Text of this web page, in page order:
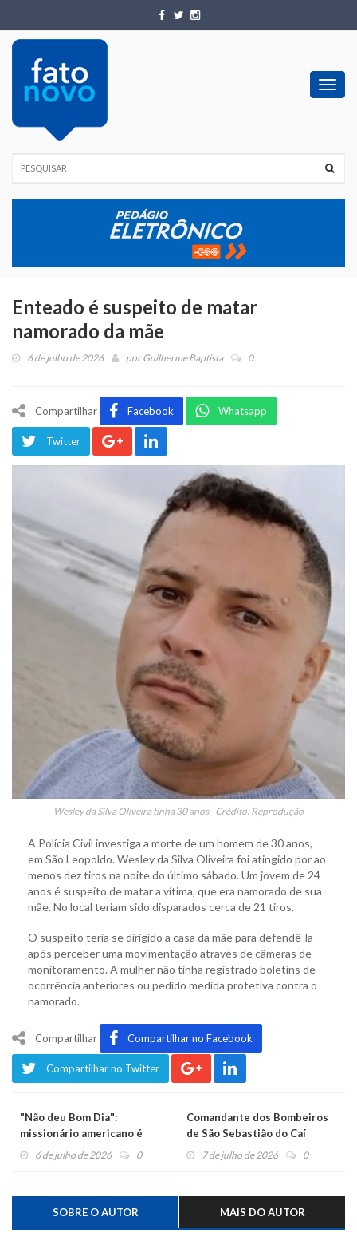
Enteado é suspeito de matar
namorado da mãe
6 de julho de 2026 porGuilherme Baptista 0
Compartilhar Facebook Whatsapp
Twitter
Wesley da Silva Oliveira tinha 30 anos - Crédito: Reprodução
A Polícia Civil investiga a morte de um homem de 30 anos,
em São Leopoldo. Wesley da Silva Oliveira foi atingido por ao
menos dez tiros na noite do último sábado. Um jovem de 24
anos é suspeito de matar a vítima, que era namorado de sua
mãe. No local teriam sido disparados cerca de 21 tiros.
O suspeito teria se dirigido a casa da mãe para defendê-la
após perceber uma movimentação através de câmeras de
monitoramento. A mulher não tinha registrado boletins de
ocorrência anteriores ou pedido medida protetiva contra o
namorado.
Compartilhar Compartilhar no Facebook
Compartilhar no Twitter
"Não deu Bom Dia":
missionário americano é
preso por espancar o filho de
6 de julho de 2026 0
Comandante dos Bombeiros
de São Sebastião do Caí
relata cenário de destruição
7 de julho de 2026 0
SOBRE O AUTOR MAIS DO AUTOR